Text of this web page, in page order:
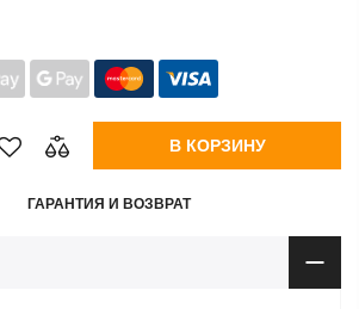
В КОРЗИНУ
ГАРАНТИЯ И ВОЗВРАТ